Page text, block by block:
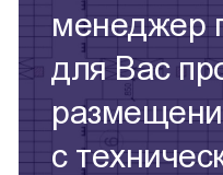
менеджер
для Вас
с